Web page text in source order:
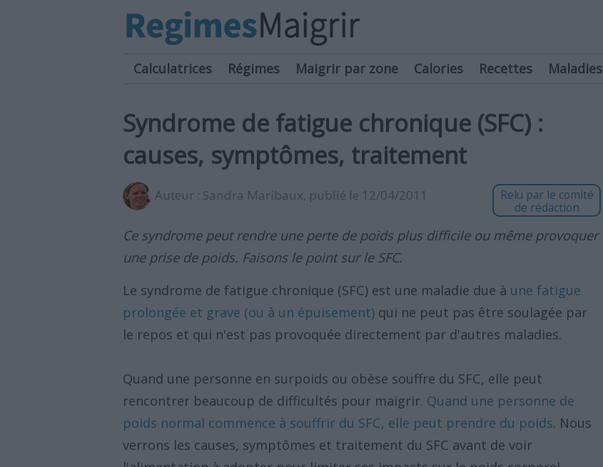
Calculatrices Régimes Maigrir par zone Calories Recettes Maladies
Syndrome de fatigue chronique (SFC) :
causes, symptômes, traitement
Auteur : Sandra Maribaux, publié le 12/04/2011
Relu par le comité
de rédaction
Ce syndrome peut rendre une perte de poids plus difficile ou même provoquer
une prise de poids. Faisons le point sur le SFC.
Le syndrome de fatigue chronique (SFC) est une maladie due à une fatigue
prolongée et grave (ou à un épuisement) qui ne peut pas être soulagée par
le repos et qui n'est pas provoquée directement par d'autres maladies.
Quand une personne en surpoids ou obèse souffre du SFC, elle peut
rencontrer beaucoup de difficultés pour maigrir. Quand une personne de
poids normal commence à souffrir du SFC, elle peut prendre du poids. Nous
verrons les causes, symptômes et traitement du SFC avant de voir